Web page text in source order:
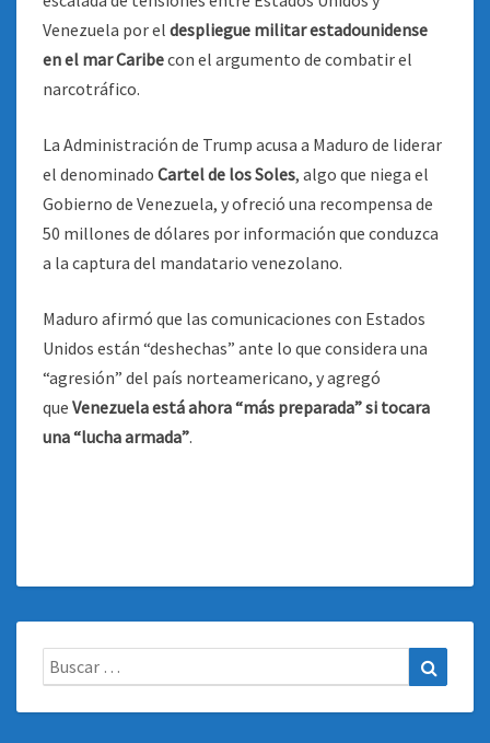
Venezuela por el despliegue militar estadounidense
en el mar Caribecon el argumento de combatir el
narcotráfico.
La Administración de Trump acusa a Maduro de liderar
el denominado Cartel de los Soles, algo que niega el
Gobierno de Venezuela, y ofreció una recompensa de
50 millones de dólares por información que conduzca
a la captura del mandatario venezolano.
Maduro afirmó que las comunicaciones con Estados
Unidos están “deshechas” ante lo que considera una
“agresión” del país norteamericano, y agregó
que Venezuela está ahora “más preparada” si tocara
una “lucha armada”.
Buscar: